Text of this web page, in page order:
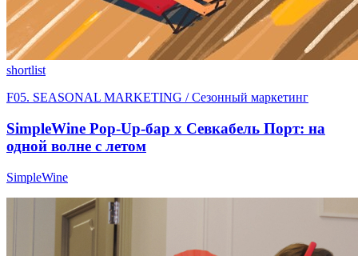
shortlist
F05. SEASONAL MARKETING / Сезонный маркетинг
SimpleWine Pop-Up-бар х Севкабель Порт: на
одной волне с летом
SimpleWine